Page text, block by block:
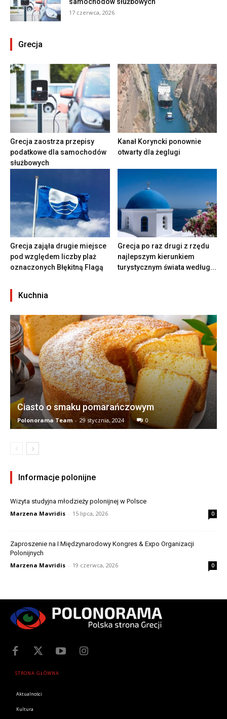
samochodów służbowych
17 czerwca, 2026
Grecja
Grecja zaostrza przepisy
podatkowe dla samochodów
służbowych
Kanał Koryncki ponownie
otwarty dla żeglugi
Grecja zająła drugie miejsce
pod względem liczby plaż
oznaczonych Błękitną Flagą
Grecja po raz drugi z rzędu
najlepszym kierunkiem
turystycznym świata według...
Kuchnia
Ciasto o smaku pomarańczowym
Polonorama Team - 29 stycznia, 2024 0
Informacje polonijne
Wizyta studyjna młodzieży polonijnej w Polsce
Marzena Mavridis - 15 lipca, 2026 0
Zaproszenie na I Międzynarodowy Kongres & Expo Organizacji
Polonijnych
Marzena Mavridis - 19 czerwca, 2026 0
STRONA GŁÓWNA
Aktualności
Kultura